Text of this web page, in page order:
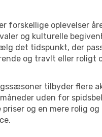
forskellige oplevelser
og kulturelle
det tidspunkt, der
og travlt eller roligt
tilbyder flere
uden for
priser og en mere rolig